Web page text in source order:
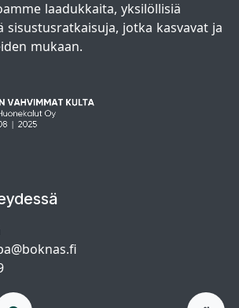
laadukkaita, yksilöllisiä
sisustusratkaisuja, jotka kasvavat ja
mukaan.